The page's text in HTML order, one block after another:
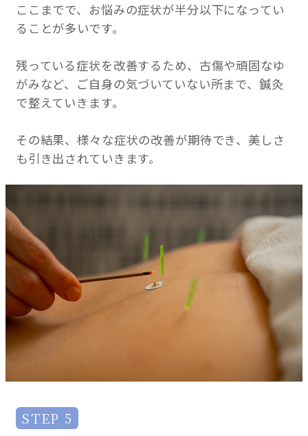
ここまでで、お悩みの症状が半分以下になってい
ることが多いです。
残っている症状を改善するため、古傷や頑固なゆ
がみなど、ご自身の気づいていない所まで、鍼灸
で整えていきます。
その結果、様々な症状の改善が期待でき、美しさ
も引き出されていきます。
STEP 5